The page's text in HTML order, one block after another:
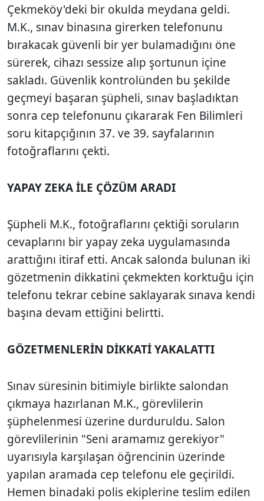
Çekmeköy'deki bir okulda meydana geldi.
M.K., sınav binasına girerken telefonunu
bırakacak güvenli bir yer bulamadığını öne
sürerek, cihazı sessize alıp şortunun içine
sakladı. Güvenlik kontrolünden bu şekilde
geçmeyi başaran şüpheli, sınav başladıktan
sonra cep telefonunu çıkararak Fen Bilimleri
soru kitapçığının 37. ve 39. sayfalarının
fotoğraflarını çekti.
YAPAY ZEKA İLE ÇÖZÜM ARADI
Şüpheli M.K., fotoğraflarını çektiği soruların
cevaplarını bir yapay zeka uygulamasında
arattığını itiraf etti. Ancak salonda bulunan iki
gözetmenin dikkatini çekmekten korktuğu için
telefonu tekrar cebine saklayarak sınava kendi
başına devam ettiğini belirtti.
GÖZETMENLERİN DİKKATİ YAKALATTI
Sınav süresinin bitimiyle birlikte salondan
çıkmaya hazırlanan M.K., görevlilerin
şüphelenmesi üzerine durduruldu. Salon
görevlilerinin "Seni aramamız gerekiyor"
uyarısıyla karşılaşan öğrencinin üzerinde
yapılan aramada cep telefonu ele geçirildi.
Hemen binadaki polis ekiplerine teslim edilen